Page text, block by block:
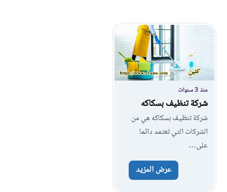
منذ 3 سنوات
شركة تنظيف بسكاكه
شركة تنظيف بسكاكه هي من
الشركات التي تعتمد دائما
على…
عرض المزيد